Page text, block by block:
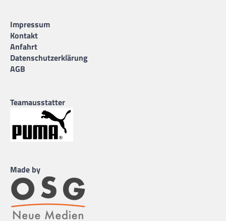
Impressum
Kontakt
Anfahrt
Datenschutzerklärung
AGB
Teamausstatter
Made by